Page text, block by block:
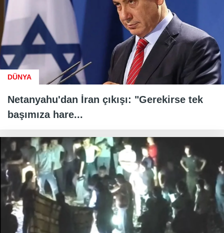
DÜNYA
Netanyahu'dan İran çıkışı: "Gerekirse tek
başımıza hare...